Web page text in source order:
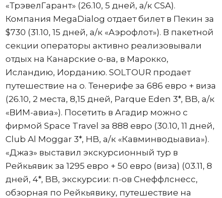
«ТрэвелГарант» (26.10, 5 дней, а/к CSA).
Компания MegaDialog отдает билет в Пекин за
$730 (31.10, 15 дней, а/к «Аэрофлот»). В пакетной
секции операторы активно реализовывали
отдых на Канарские о-ва, в Марокко,
Исландию, Иорданию. SOLTOUR продает
путешествие на о. Тенерифе за 686 евро + виза
(26.10, 2 места, 8,15 дней, Parque Eden 3*, BB, а/к
«ВИМ-авиа»). Посетить в Агадир можно с
фирмой Space Travel за 888 евро (30.10, 11 дней,
Club Al Moggar 3*, HB, а/к «Кавминводыавиа»).
«Джаз» выставил экскурсионный тур в
Рейкьявик за 1295 евро + 50 евро (виза) (03.11, 8
дней, 4*, BB, экскурсии: п-ов Снеффлснесс,
обзорная по Рейкьявику, путешествие на